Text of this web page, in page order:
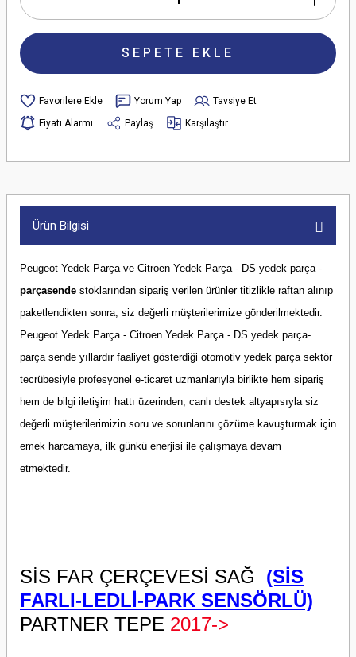
SEPETE EKLE
Yorum Yap
Tavsiye Et
Fiyatı Alarmı
Paylaş Karşılaştır
Ürün Bilgisi
Peugeot Yedek Parça ve Citroen Yedek Parça - DS yedek parça -
parçasende stoklarından sipariş verilen ürünler titizlikle raftan alınıp
paketlendikten sonra, siz değerli müşterilerimize gönderilmektedir.
Peugeot Yedek Parça - Citroen Yedek Parça - DS yedek parça-
parça sende yıllardır faaliyet gösterdiği otomotiv yedek parça sektör
tecrübesiyle profesyonel e-ticaret uzmanlarıyla birlikte hem sipariş
hem de bilgi iletişim hattı üzerinden, canlı destek altyapısıyla siz
değerli müşterilerimizin soru ve sorunlarını çözüme kavuşturmak için
emek harcamaya, ilk günkü enerjisi ile çalışmaya devam
etmektedir.
SİS FAR ÇERÇEVESİ SAĞ (SİS
FARLI-LEDLİ-PARK SENSÖRLÜ)
PARTNER TEPE 2017->